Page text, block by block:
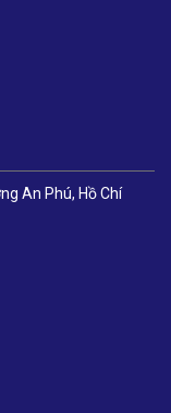
An Phú, Hồ Chí